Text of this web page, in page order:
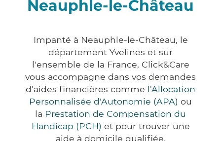
Neauphle-le-Château
Impanté à Neauphle-le-Château, le
département Yvelines et sur
l'ensemble de la France, Click&Care
vous accompagne dans vos demandes
d'aides financières comme l'Allocation
Personnalisée d'Autonomie (APA) ou
la Prestation de Compensation du
Handicap (PCH) et pour trouver une
aide à domicile qualifiée.